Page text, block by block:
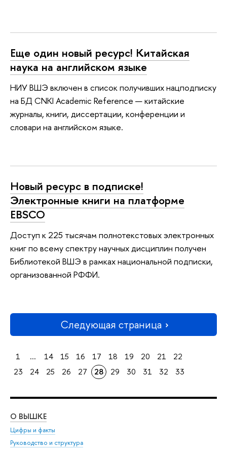
Еще один новый ресурс! Китайская
наука на английском языке
НИУ ВШЭ включен в список получивших нацподписку
на БД CNKI Academic Reference — китайские
журналы, книги, диссертации, конференции и
словари на английском языке.
Новый ресурс в подписке!
Электронные книги на платформе
EBSCO
Доступ к 225 тысячам полнотекстовых электронных
книг по всему спектру научных дисциплин получен
Библиотекой ВШЭ в рамках национальной подписки,
организованной РФФИ.
Следующая страница
1 ... 14 15 16 17 18 19 20 21
22
23
24 25 26 27 28 29 30 31 32 33
О ВЫШКЕ
Цифры и факты
Руководство и структура